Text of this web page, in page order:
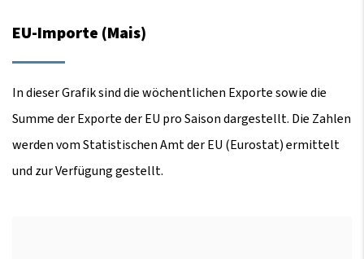
EU-Importe (Mais)
In dieser Grafik sind die wöchentlichen Exporte sowie die
Summe der Exporte der EU pro Saison dargestellt. Die Zahlen
werden vom Statistischen Amt der EU (Eurostat) ermittelt
und zur Verfügung gestellt.